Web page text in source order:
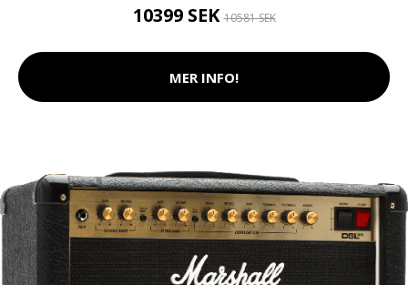
10399 SEK10581 SEK
MER INFO!